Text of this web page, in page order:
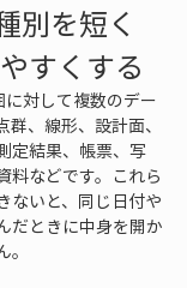
別を短く
すくする
対して複数のデー
、線形、設計面、
定結果、帳票、写
料などです。これら
ないと、同じ日付や
だときに中身を開か